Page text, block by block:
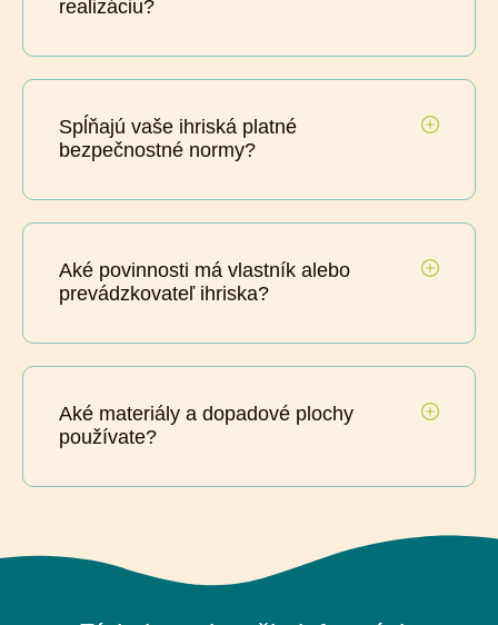
realizáciu?
Spĺňajú vaše ihriská platné
bezpečnostné normy?
Aké povinnosti má vlastník alebo
prevádzkovateľ ihriska?
Aké materiály a dopadové plochy
používate?